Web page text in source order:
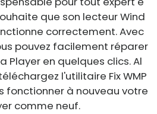
que son lecteur Wind
correctement. Avec
pouvez facilement réparer
Player en quelques clics. Al
l'utilitaire Fix WMP
à nouveau votre
comme neuf.